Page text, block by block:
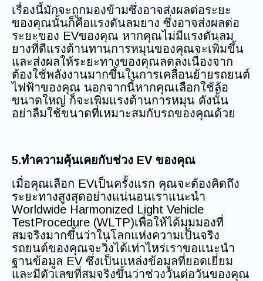
เรื่องนี้มักจะถูกมองข้ามซึ่งอาจส่งผลต่อระยะ
ของคุณนั้นก็คือแรงดันลมยาง ซึ่งอาจส่งผลต่อ
ระยะของ EVของคุณ หากคุณไม่มีแรงดันลม
ยางที่ดีแรงต้านทานการหมุนของคุณจะเพิ่มขึ้น
และส่งผลให้ระยะทางของคุณลดลงเนื่องจาก
ต้องใช้พลังงานมากขึ้นในการเคลื่อนย้ายรถยนต์
ไฟฟ้าของคุณ นอกจากนี้หากคุณเลือกใช้ล้อ
ขนาดใหญ่ ก็จะเพิ่มแรงต้านการหมุน ดังนั้น
อย่าลืมใช้ขนาดที่เหมาะสมกับรถของคุณด้วย
5.ทำความคุ้นเคยกับช่วง EV ของคุณ
เมื่อคุณเลือก EVเป็นครั้งแรก คุณจะต้องคิดถึง
ระยะทางสูงสุดอย่างแน่นอนเราแนะนำ
Worldwide Harmonized Light Vehicle
TestProcedure (WLTP)เพื่อให้ได้มุมมองที่
สมจริงมากขึ้นว่าในโลกแห่งความเป็นจริง
รถยนต์ของคุณจะวิ่งได้เท่าไหร่เราขอแนะนำ
ฐานข้อมูล EV ซึ่งเป็นแหล่งข้อมูลที่ยอดเยี่ยม
และมีตัวเลขที่สมจริงขึ้นว่าช่วงวันต่อวันของคุณ